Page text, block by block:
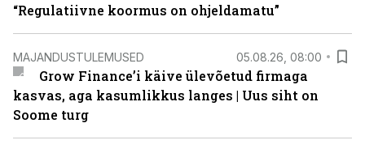
“Regulatiivne koormus on ohjeldamatu”
MAJANDUSTULEMUSED 05.08.26, 08:00
Grow Finance’i käive ülevõetud firmaga
kasvas, aga kasumlikkus langes | Uus siht on
Soome turg